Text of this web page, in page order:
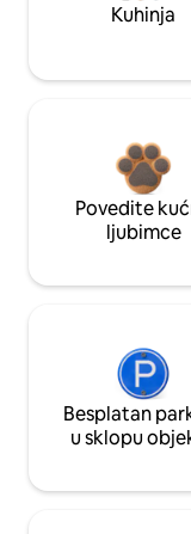
Kuhinja
Povedite
ljubimce
Besplatan
u sklopu